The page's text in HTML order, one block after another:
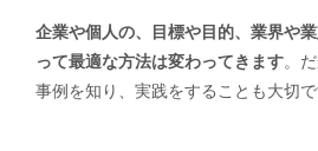
企業や個人の、目標や目的、業界や
って最適な方法は変わってきます。
事例を知り、実践をすることも大切で